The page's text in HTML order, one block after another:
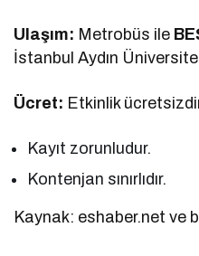
Ulaşım: Metrobüs ile
İstanbul Aydın
Ücret: Etkinlik
Kayıt zorunludur.
Kontenjan sınırlıdır.
Kaynak: eshaber.net ve